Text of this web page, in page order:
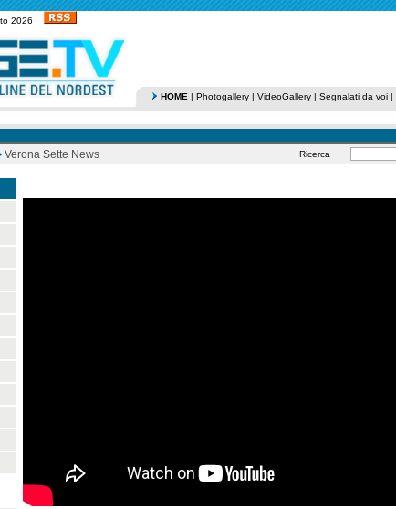
2026
HOME | Photogallery | VideoGallery | Segnalati da voi |
Verona Sette News Ricerca